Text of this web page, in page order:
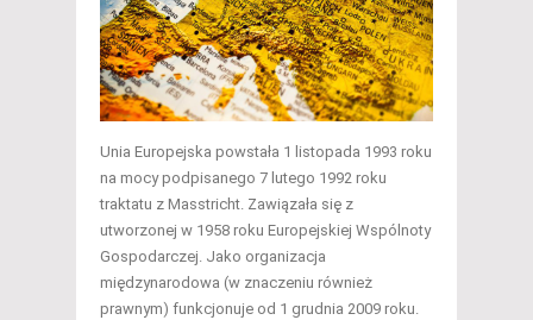
Unia Europejska powstała 1 listopada 1993 roku
na mocy podpisanego 7 lutego 1992 roku
traktatu z Masstricht. Zawiązała się z
utworzonej w 1958 roku Europejskiej Wspólnoty
Gospodarczej. Jako organizacja
międzynarodowa (w znaczeniu również
prawnym) funkcjonuje od 1 grudnia 2009 roku.